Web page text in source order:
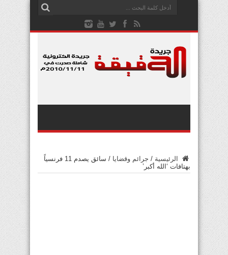
الرئيسية / جرائم وقضايا /
سائق يصدم 11 فرنسياً
بهتافات ‘الله أكبر’